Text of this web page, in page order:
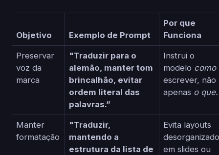
Objetivo Exemplo de Prompt
Por que
Funciona
Preservar
voz da
marca
"Traduzir para o
alemão, manter tom
brincalhão, evitar
ordem literal das
palavras.”
Instrui o
modelo como
escrever, não
apenas o que.
Manter
formatação
"Traduzir,
mantendo a
estrutura da lista de
Evita layouts
em slides ou